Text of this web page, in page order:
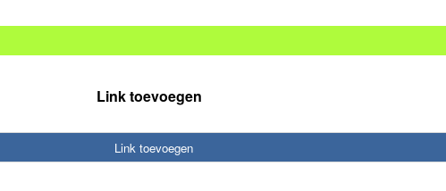
Link toevoegen
Link toevoegen